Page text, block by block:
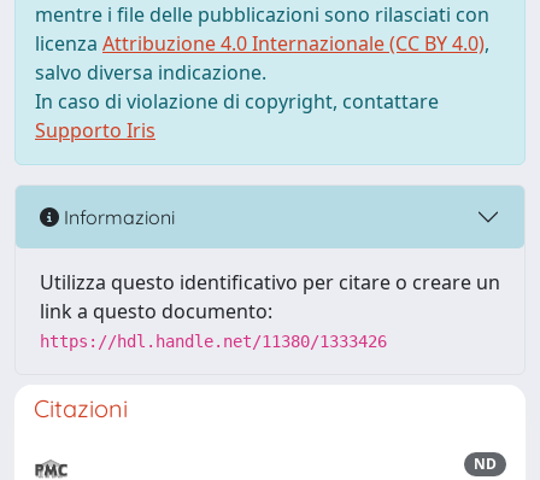
mentre i file delle pubblicazioni sono rilasciati con
licenza Attribuzione 4.0 Internazionale (CC BY 4.0),
salvo diversa indicazione.
In caso di violazione di copyright, contattare
Supporto Iris
Informazioni
Utilizza questo identificativo per citare o creare un
link a questo documento:
https://hdl.handle.net/11380/1333426
Citazioni
ND